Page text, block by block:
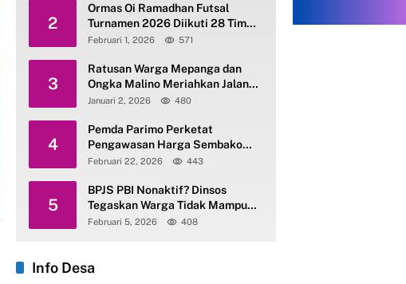
2
Ormas Oi Ramadhan Futsal
Turnamen 2026 Diikuti 28 Tim
se-Parimo
Februari 1, 2026 571
3
Ratusan Warga Mepanga dan
Ongka Malino Meriahkan Jalan
Santai Kerukunan HAB ke-80
Januari 2, 2026 480
4
Pemda Parimo Perketat
Pengawasan Harga Sembako
dan Gas Elpiji 3 Kg
Februari 22, 2026 443
5
BPJS PBI Nonaktif? Dinsos
Tegaskan Warga Tidak Mampu
Tetap Terlayani
Februari 5, 2026 408
Info Desa